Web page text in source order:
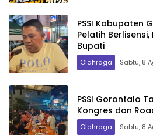
PSSI Kabupaten
Pelatih
Bupati
Olahraga Sabtu, 8
PSSI Gorontalo
Kongres dan
Olahraga Sabtu, 8